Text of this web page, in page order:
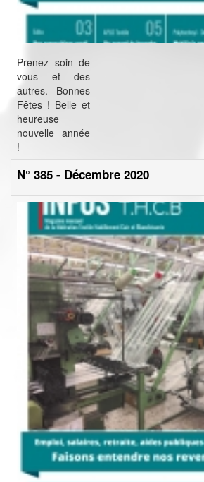
Prenez soin de
vous et des
autres. Bonnes
Fêtes ! Belle et
heureuse
nouvelle année
!
N° 385 - Décembre 2020